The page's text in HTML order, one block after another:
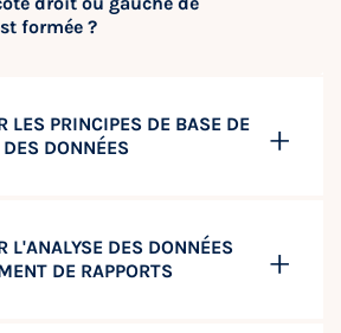
formée ?
LES PRINCIPES DE BASE DE
DONNÉES
L'ANALYSE DES DONNÉES
DE RAPPORTS